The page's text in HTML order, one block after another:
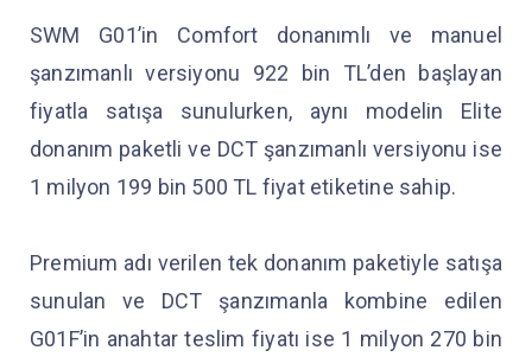
SWM G01’in Comfort donanımlı ve manuel
şanzımanlı versiyonu 922 bin TL’den başlayan
fiyatla satışa sunulurken, aynı modelin Elite
donanım paketli ve DCT şanzımanlı versiyonu ise
1 milyon 199 bin 500 TL fiyat etiketine sahip.
Premium adı verilen tek donanım paketiyle satışa
sunulan ve DCT şanzımanla kombine edilen
G01F’in anahtar teslim fiyatı ise 1 milyon 270 bin